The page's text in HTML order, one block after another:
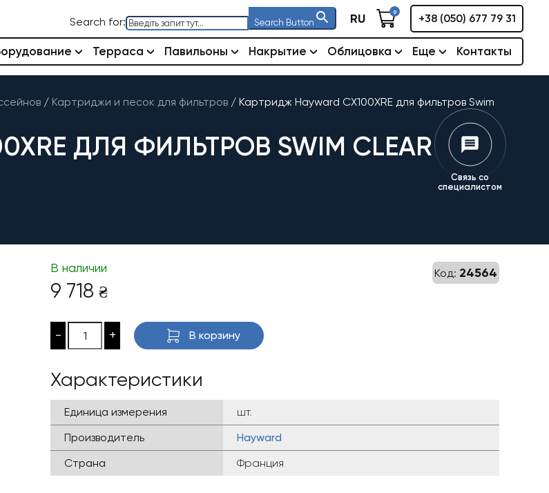
Search for: Search Button RU 0
+38 (050) 677 79 31
Терраса Павильоны Накрытие Облицовка Еще Контакты
/ Картриджи и песок для фильтров / Картридж Hayward CX100XRE для фильтров Swim
ДЛЯ ФИЛЬТРОВ SWIM CLEAR
Связь со
специалистом
Код: 24564
В наличии
9 718 ₴
- + В корзину
Характеристики
Единица измерения
шт.
Производитель
Hayward
Страна
Франция